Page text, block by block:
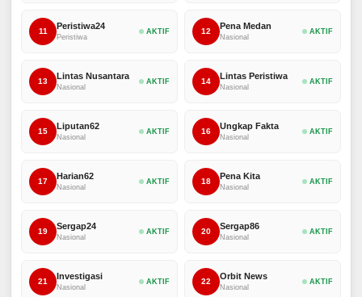
11
Peristiwa24
Peristiwa
AKTIF 12
Pena Medan
Nasional
AKTIF
13
Lintas Nusantara
Nasional
AKTIF 14
Lintas Peristiwa
Nasional
AKTIF
15
Liputan62
Nasional
AKTIF 16
Ungkap Fakta
Nasional
AKTIF
17
Harian62
Nasional
AKTIF 18
Pena Kita
Nasional
AKTIF
19
Sergap24
Nasional
AKTIF 20
Sergap86
Nasional
AKTIF
21
Investigasi
Nasional
AKTIF 22
Orbit News
Nasional
AKTIF